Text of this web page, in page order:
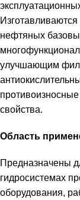
нефтяных
улучшающим
свойства.
Область
Предназначены
гидросистемах
оборудования,